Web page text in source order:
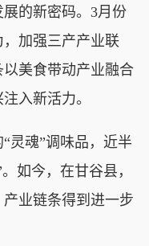
的新密码。3月份
加强三产产业联
美食带动产业融合
入新活力。
魂”调味品，近半
如今，在甘谷县，
业链条得到进一步